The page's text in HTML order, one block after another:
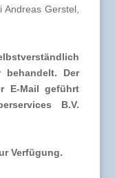
Andreas Gerstel,
Der
E-Mail geführt
B.V.
Verfügung.